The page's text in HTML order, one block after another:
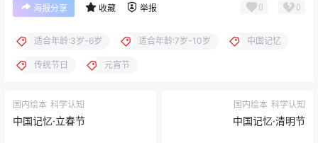
海报分享 收藏 举报 0 0
适合年龄:3岁-6岁 适合年龄:7岁-10岁 中国记忆
传统节日 元宵节
国内绘本 科学认知
中国记忆·立春节
国内绘本 科学认知
中国记忆·清明节